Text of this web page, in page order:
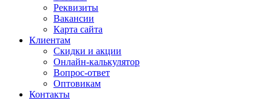
Реквизиты
Вакансии
Карта сайта
Клиентам
Скидки и акции
Онлайн-калькулятор
Вопрос-ответ
Оптовикам
Контакты